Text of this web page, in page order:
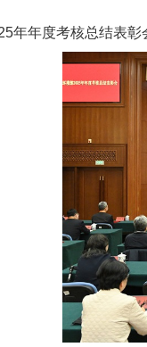
年年度考核总结表